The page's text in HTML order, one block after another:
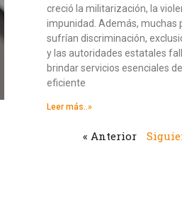
creció la militarización, la
impunidad. Además, muchas
sufrían discriminación,
y las autoridades estatales
brindar servicios esenciales
eficiente
Leer más..»
« Anterior